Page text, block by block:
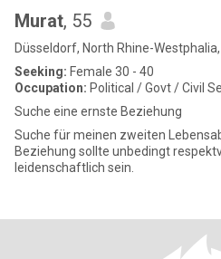
Murat, 55
Düsseldorf, North Rhine-
Seeking: Female 30 - 40
Occupation: Political / Govt / Civil
Suche eine ernste Beziehung
Suche für meinen zweiten
Beziehung sollte unbedingt
leidenschaftlich sein.